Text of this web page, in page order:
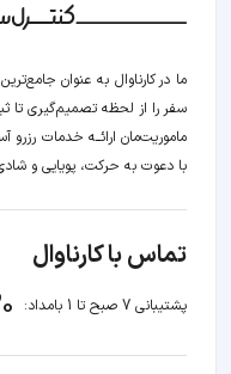
ما در کارناوال به عنوان
سفر را از لحظه‌ تصمیم‌گیری تا
ماموریت‌مان اراﺋــﻪ خدمات
با دعوت به حرکت، پویایی و
تماس با کارناوال
پشتیبانی 7 صبح تا 1 بامداد: